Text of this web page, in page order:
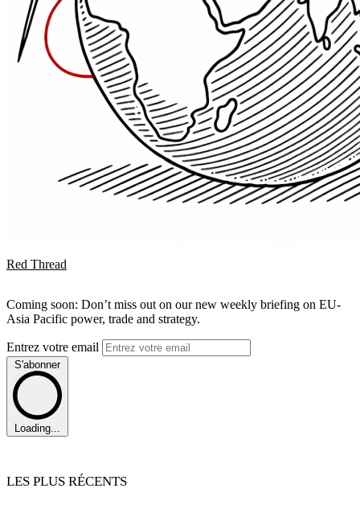
Red Thread
Coming soon: Don’t miss out on our new weekly briefing on EU-
Asia Pacific power, trade and strategy.
Entrez votre email
S'abonner
Loading...
LES PLUS RÉCENTS